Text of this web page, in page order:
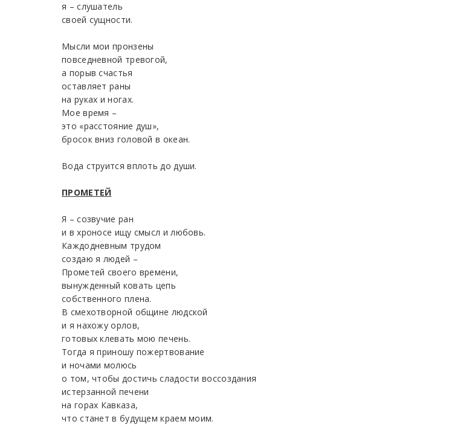
я – слушатель
своей сущности.
Мысли мои пронзены
повседневной тревогой,
а порыв счастья
оставляет раны
на руках и ногах.
Мое время –
это «расстояние душ»,
бросок вниз головой в океан.
Вода струится вплоть до души.
ПРОМЕТЕЙ
Я – созвучие ран
и в хроносе ищу смысл и любовь.
Каждодневным трудом
создаю я людей –
Прометей своего времени,
вынужденный ковать цепь
собственного плена.
В смехотворной общине людской
и я нахожу орлов,
готовых клевать мою печень.
Тогда я приношу пожертвование
и ночами молюсь
о том, чтобы достичь сладости воссоздания
истерзанной печени
на горах Кавказа,
что станет в будущем краем моим.